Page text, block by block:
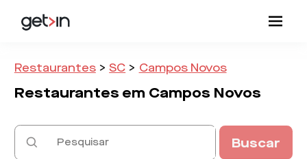
Restaurantes > SC > Campos Novos
Restaurantes em Campos Novos
Buscar